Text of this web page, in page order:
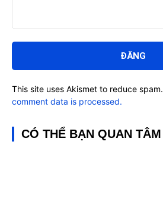
luận:
This site uses Akismet to reduce spam.
comment data is processed.
CÓ THỂ BẠN QUAN TÂM